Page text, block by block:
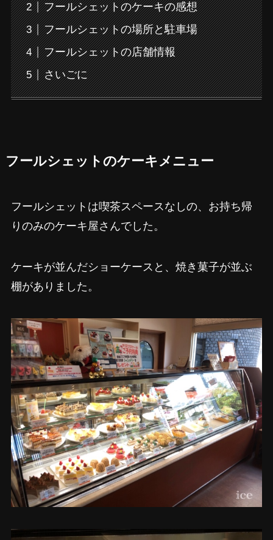
フールシェットのケーキの感想
フールシェットの場所と駐車場
フールシェットの店舗情報
さいごに
フールシェットのケーキメニュー
フールシェットは喫茶スペースなしの、お持ち帰
りのみのケーキ屋さんでした。
ケーキが並んだショーケースと、焼き菓子が並ぶ
棚がありました。